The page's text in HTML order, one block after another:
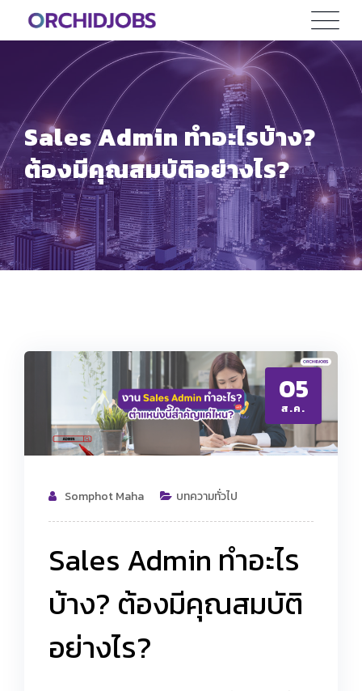
Sales Admin ทำอะไรบ้าง?
ต้องมีคุณสมบัติอย่างไร?
05
ส.ค.
Somphot Maha บทความทั่วไป
Sales Admin ทำอะไร
บ้าง? ต้องมีคุณสมบัติ
อย่างไร?